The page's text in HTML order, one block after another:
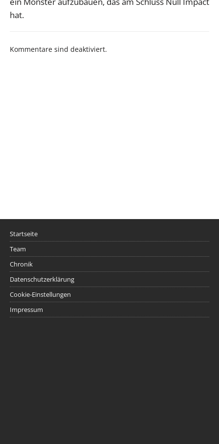
hat.
Kommentare sind deaktiviert.
Startseite
Team
Chronik
Datenschutzerklärung
Cookie-Einstellungen
Impressum